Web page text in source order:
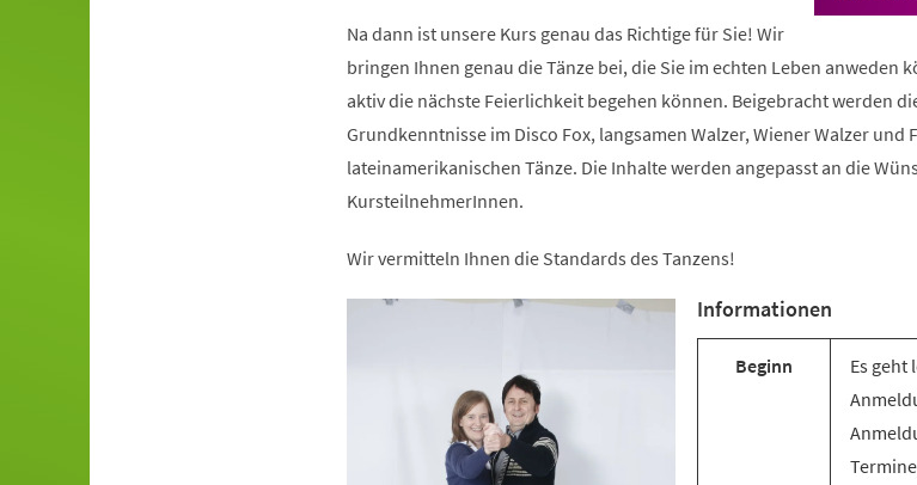
Na dann ist unsere Kurs genau das Richtige für Sie! Wir
bringen Ihnen genau die Tänze bei, die Sie im echten Leben anweden
aktiv die nächste Feierlichkeit begehen können. Beigebracht werden
Grundkenntnisse im Disco Fox, langsamen Walzer, Wiener Walzer und
lateinamerikanischen Tänze. Die Inhalte werden angepasst an die
KursteilnehmerInnen.
Wir vermitteln Ihnen die Standards des Tanzens!
Informationen
Beginn
Es geht